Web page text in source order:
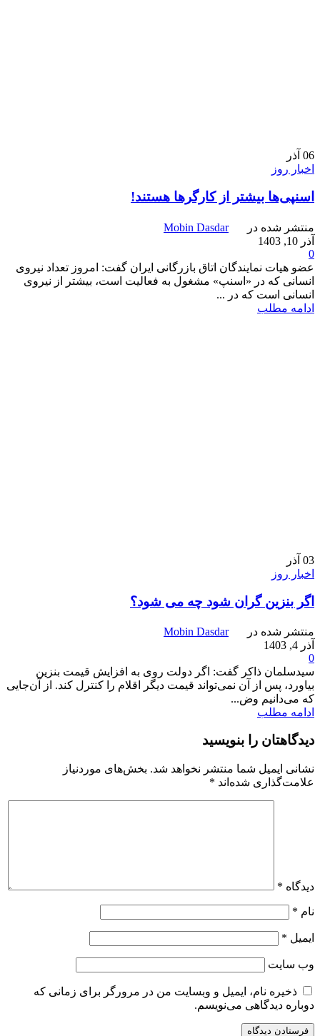
06 آذر
اخبار روز
اسنپی‌ها بیشتر از کارگرها هستند!
منتشر شده در
Mobin Dasdar
آذر 10, 1403
0
عضو هیات نمایندگان اتاق بازرگانی ایران گفت: امروز تعداد نیروی
انسانی که در «اسنپ» مشغول به فعالیت است، بیشتر از نیروی
انسانی است که در ...
ادامه مطلب
03 آذر
اخبار روز
اگر بنزین گران شود چه می شود؟
منتشر شده در
Mobin Dasdar
آذر 4, 1403
0
سیدسلمان ذاکر گفت: اگر دولت روی به افزایش قیمت بنزین
بیاورد، پس از آن نمی‌تواند قیمت دیگر اقلام را کنترل کند. از آن‌جایی
که می‌دانیم وض...
ادامه مطلب
دیدگاهتان را بنویسید
نشانی ایمیل شما منتشر نخواهد شد. بخش‌های موردنیاز
علامت‌گذاری شده‌اند *
دیدگاه *
نام *
ایمیل *
وب‌ سایت
ذخیره نام، ایمیل و وبسایت من در مرورگر برای زمانی که
دوباره دیدگاهی می‌نویسم.